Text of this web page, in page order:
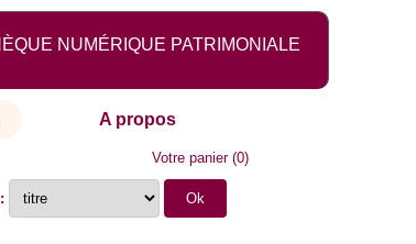
NUMÉRIQUE PATRIMONIALE
A propos
Votre panier(0)